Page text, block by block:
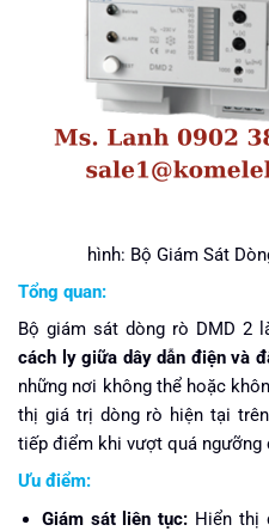
hình: Bộ Giám Sát
Tổng quan:
Bộ giám sát dòng rò DMD 2
cách ly giữa dây dẫn điện và
những nơi không thể hoặc
thị giá trị dòng rò hiện tại
tiếp điểm khi vượt quá ngưỡng
Ưu điểm:
Giám sát liên tục: Hiển thị